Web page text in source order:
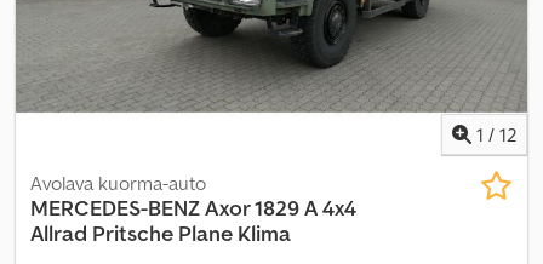
1 / 12
Avolava kuorma-auto
MERCEDES-BENZAxor 1829 A 4x4
Allrad Pritsche Plane Klima